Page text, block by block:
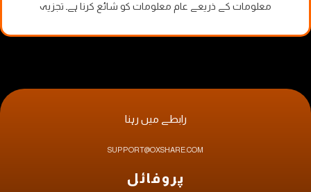
معلومات کے ذریعے عام معلومات کو شائع کرنا ہے۔ تجزیہ
رابطے میں رہنا
SUPPORT@OXSHARE.COM
پروفائل